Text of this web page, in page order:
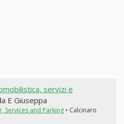
servizi e
E Giuseppa
Services and Parking• Calcinaro